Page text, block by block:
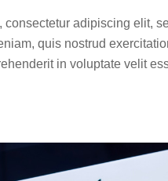
consectetur adipiscing elit,
quis nostrud
in voluptate velit